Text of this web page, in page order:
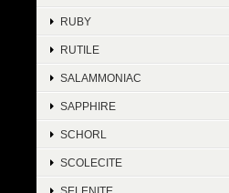
RUBY
RUTILE
SALAMMONIAC
SAPPHIRE
SCHORL
SCOLECITE
SELENITE